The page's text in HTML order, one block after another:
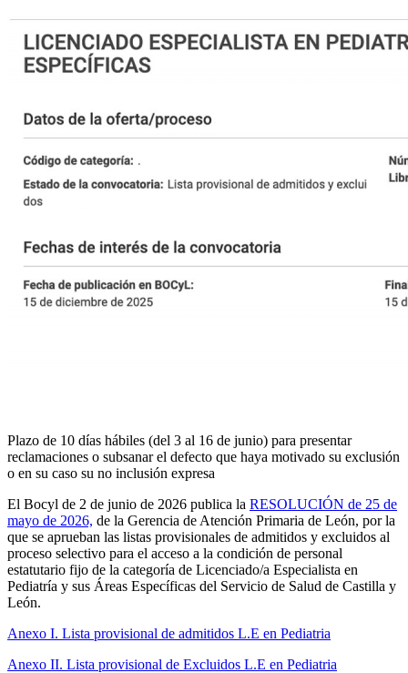
Plazo de 10 días hábiles (del 3 al 16 de junio) para presentar
reclamaciones o subsanar el defecto que haya motivado su exclusión
o en su caso su no inclusión expresa
El Bocyl de 2 de junio de 2026 publica la RESOLUCIÓN de 25 de
mayo de 2026, de la Gerencia de Atención Primaria de León, por la
que se aprueban las listas provisionales de admitidos y excluidos al
proceso selectivo para el acceso a la condición de personal
estatutario fijo de la categoría de Licenciado/a Especialista en
Pediatría y sus Áreas Específicas del Servicio de Salud de Castilla y
León.
Anexo I. Lista provisional de admitidos L.E en Pediatria
Anexo II. Lista provisional de Excluidos L.E en Pediatria